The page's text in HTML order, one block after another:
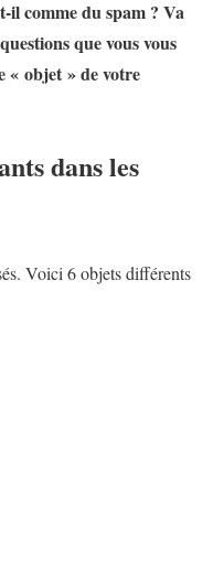
il comme du spam ? Va
que vous vous
« objet » de votre
dans les
Voici 6 objets différents